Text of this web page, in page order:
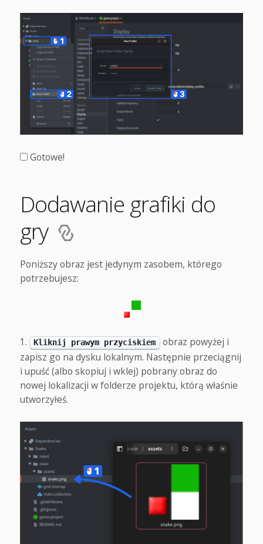
Gotowe!
Dodawanie grafiki do
gry
Poniższy obraz jest jedynym zasobem, którego
potrzebujesz:
Kliknij prawym przyciskiem
obraz powyżej i
zapisz go na dysku lokalnym. Następnie przeciągnij
i upuść (albo skopiuj i wklej) pobrany obraz do
nowej lokalizacji w folderze projektu, którą właśnie
utworzyłeś.